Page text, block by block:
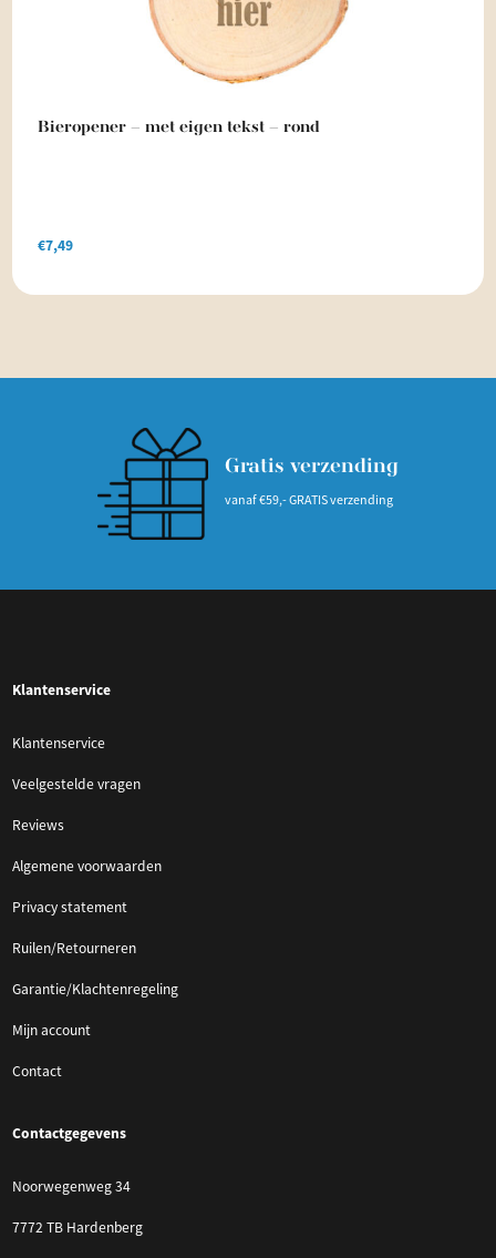
Bieropener – met eigen tekst – rond
€7,49
Gratis verzending
vanaf €59,- GRATIS verzending
Klantenservice
Klantenservice
Veelgestelde vragen
Reviews
Algemene voorwaarden
Privacy statement
Ruilen/Retourneren
Garantie/Klachtenregeling
Mijn account
Contact
Contactgegevens
Noorwegenweg 34
7772 TB Hardenberg